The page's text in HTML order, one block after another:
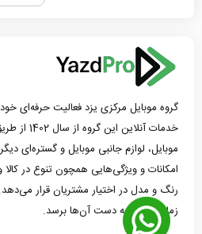
خدمات
موبایل، لوازم جانبی موبایل و گستره‌ای
امکانات و ویژگی‌هایی همچون تنوع در
رنگ و مدل در اختیار مشتریان قرار
زمان ممکن به دست آن‌ها برسد.